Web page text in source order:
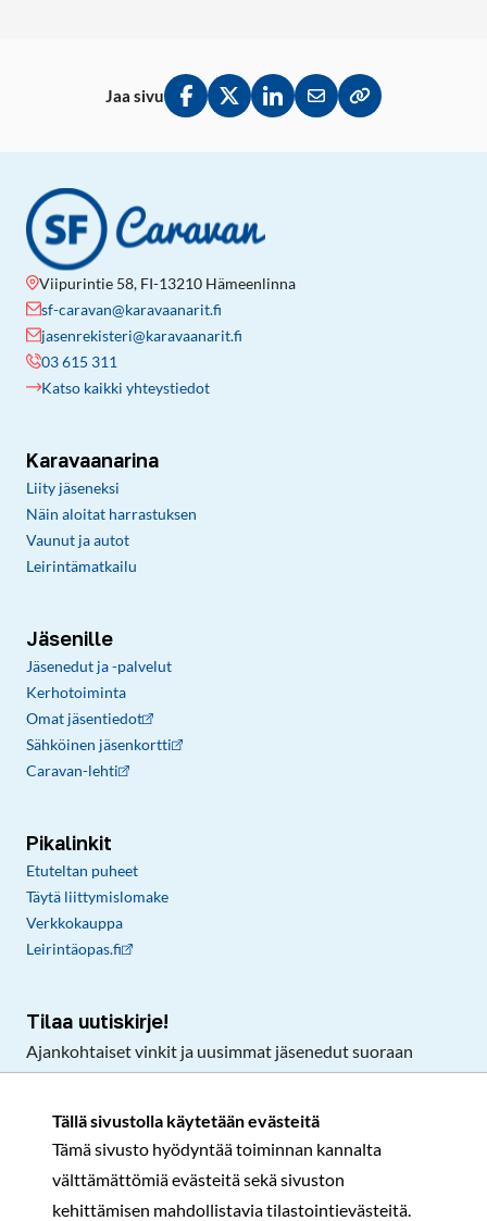
Tällä sivustolla käytetään evästeitä
Tämä sivusto hyödyntää toiminnan kannalta
välttämättömiä evästeitä sekä sivuston
kehittämisen mahdollistavia tilastointievästeitä.
Jaa sivu
Jaa Facebookissa
Jaa Twitterissä
Jaa LinkedInissä
Jaa sähköpostitse
Kopioi linkki
Viipurintie 58, FI-13210 Hämeenlinna
sf-caravan@karavaanarit.fi
jasenrekisteri@karavaanarit.fi
03 615 311
Katso kaikki yhteystiedot
Karavaanarina
Liity jäseneksi
Näin aloitat harrastuksen
Vaunut ja autot
Leirintämatkailu
Jäsenille
Jäsenedut ja -palvelut
Kerhotoiminta
Omat jäsentiedot
Sähköinen jäsenkortti
Caravan-lehti
Pikalinkit
Etuteltan puheet
Täytä liittymislomake
Verkkokauppa
Leirintäopas.fi
Tilaa uutiskirje!
Ajankohtaiset vinkit ja uusimmat jäsenedut suoraan
Tilaa